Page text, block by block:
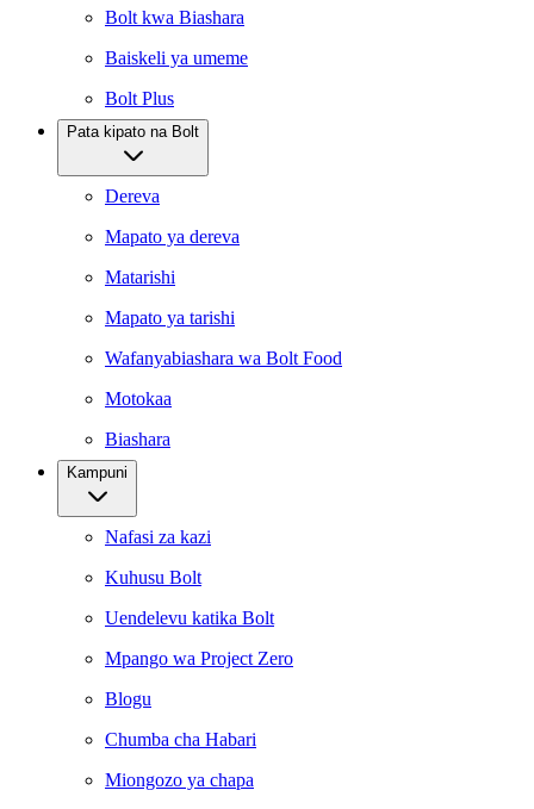
Bolt kwa Biashara
Baiskeli ya umeme
Bolt Plus
Pata kipato na Bolt
Dereva
Mapato ya dereva
Matarishi
Mapato ya tarishi
Wafanyabiashara wa Bolt Food
Motokaa
Biashara
Kampuni
Nafasi za kazi
Kuhusu Bolt
Uendelevu katika Bolt
Mpango wa Project Zero
Blogu
Chumba cha Habari
Miongozo ya chapa